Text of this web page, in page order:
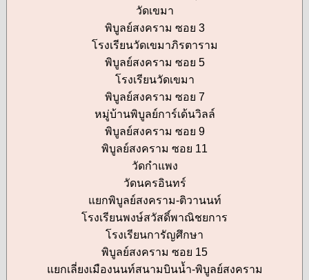
วัดเขมา
พิบูลย์สงคราม ซอย 3
โรงเรียนวัดเขมาภิรตาราม
พิบูลย์สงคราม ซอย 5
โรงเรียนวัดเขมา
พิบูลย์สงคราม ซอย 7
หมู่บ้านพิบูลย์การ์เด้นวิลล์
พิบูลย์สงคราม ซอย 9
พิบูลย์สงคราม ซอย 11
วัดกำแพง
วัดนครอินทร์
แยกพิบูลย์สงคราม-ติวานนท์
โรงเรียนพงษ์สวัสดิ์พาณิชยการ
โรงเรียนการัญศึกษา
พิบูลย์สงคราม ซอย 15
แยกเลี่ยงเมืองนนท์สนามบินน้ำ-พิบูลย์สงคราม